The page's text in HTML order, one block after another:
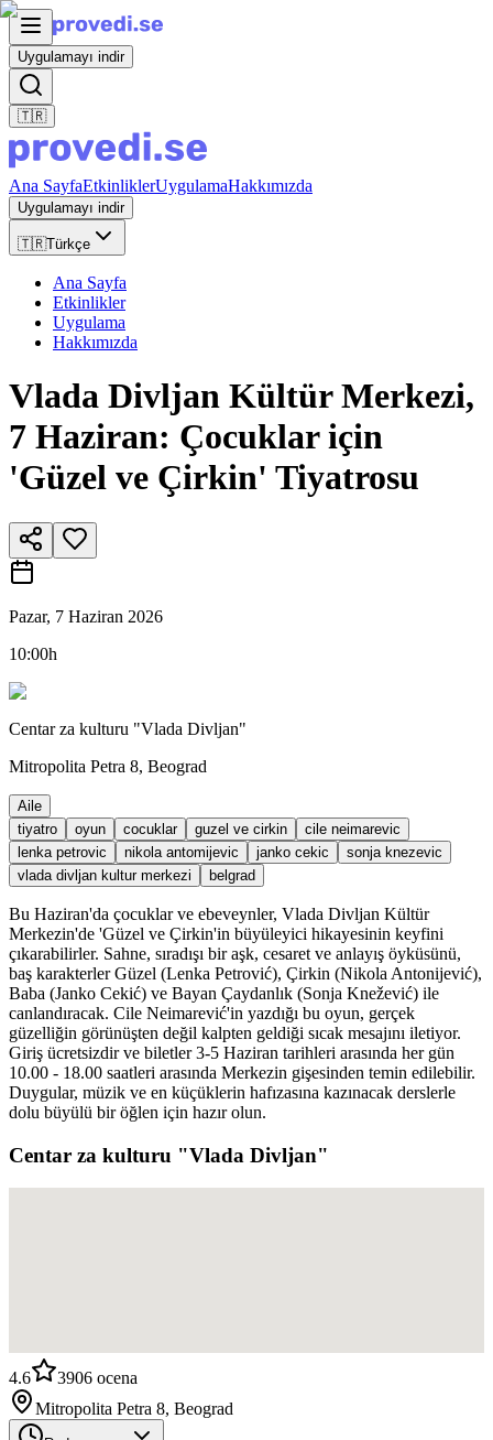
Uygulamayı indir
🇹🇷
Ana SayfaEtkinliklerUygulamaHakkımızda
Uygulamayı indir
🇹🇷Türkçe
Ana Sayfa
Etkinlikler
Uygulama
Hakkımızda
Vlada Divljan Kültür Merkezi,
7 Haziran: Çocuklar için
'Güzel ve Çirkin' Tiyatrosu
Pazar, 7 Haziran 2026
10:00h
Centar za kulturu "Vlada Divljan"
Mitropolita Petra 8, Beograd
Aile
tiyatro
oyun cocuklar guzel ve cirkin
cile neimarevic
lenka petrovic
nikola antomijevic janko cekic
sonja knezevic
vlada divljan kultur merkezi
belgrad
Bu Haziran'da çocuklar ve ebeveynler, Vlada Divljan Kültür
Merkezin'de 'Güzel ve Çirkin'in büyüleyici hikayesinin keyfini
çıkarabilirler. Sahne, sıradışı bir aşk, cesaret ve anlayış öyküsünü,
baş karakterler Güzel (Lenka Petrović), Çirkin (Nikola Antonijević),
Baba (Janko Cekić) ve Bayan Çaydanlık (Sonja Knežević) ile
canlandıracak. Cile Neimarević'in yazdığı bu oyun, gerçek
güzelliğin görünüşten değil kalpten geldiği sıcak mesajını iletiyor.
Giriş ücretsizdir ve biletler 3-5 Haziran tarihleri arasında her gün
10.00 - 18.00 saatleri arasında Merkezin gişesinden temin edilebilir.
Duygular, müzik ve en küçüklerin hafızasına kazınacak derslerle
dolu büyülü bir öğlen için hazır olun.
Centar za kulturu "Vlada Divljan"
4.6 3906 ocena
Mitropolita Petra 8, Beograd